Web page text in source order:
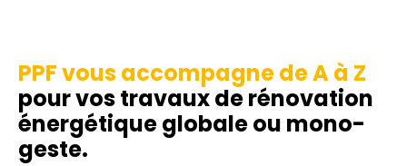
PPF vous accompagne de A à Z
pour vos travaux de rénovation
énergétique globale ou mono-
geste.